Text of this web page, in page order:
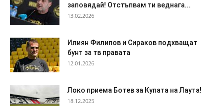
заповядай! Отстъпвам ти веднага...
13.02.2026
Илиян Филипов и Сираков подхващат
бунт за тв правата
12.01.2026
Локо приема Ботев за Купата на Лаута!
18.12.2025